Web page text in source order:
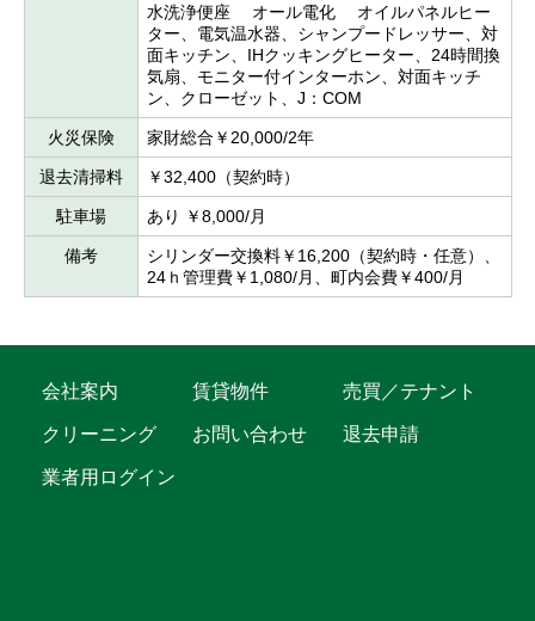
水洗浄便座 オール電化 オイルパネルヒー
ター、電気温水器、シャンプードレッサー、対
面キッチン、IHクッキングヒーター、24時間換
気扇、モニター付インターホン、対面キッチ
ン、クローゼット、J：COM
火災保険 家財総合￥20,000/2年
退去清掃料 ￥32,400（契約時）
駐車場 あり ￥8,000/月
備考
シリンダー交換料￥16,200（契約時・任意）、
24ｈ管理費￥1,080/月、町内会費￥400/月
会社案内 賃貸物件
売買／テナント
クリーニング
お問い合わせ
退去申請
業者用ログイン